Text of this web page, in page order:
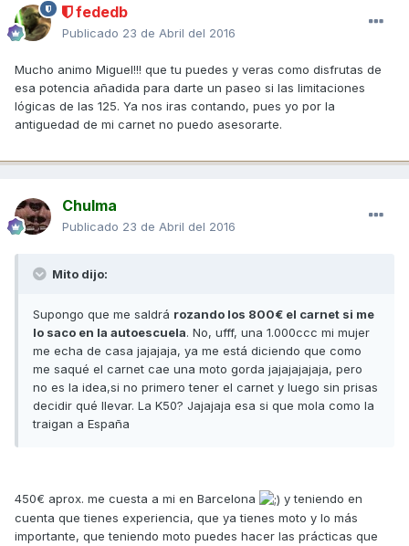
fededb
Publicado 23 de Abril del 2016
Mucho animo Miguel!!! que tu puedes y veras como disfrutas de
esa potencia añadida para darte un paseo si las limitaciones
lógicas de las 125. Ya nos iras contando, pues yo por la
antiguedad de mi carnet no puedo asesorarte.
Chulma
Publicado 23 de Abril del 2016
Mito dijo:
Supongo que me saldrá rozando los 800€ el carnet si me
lo saco en la autoescuela. No, ufff, una 1.000ccc mi mujer
me echa de casa jajajaja, ya me está diciendo que como
me saqué el carnet cae una moto gorda jajajajajaja, pero
no es la idea,si no primero tener el carnet y luego sin prisas
decidir qué llevar. La K50? Jajajaja esa si que mola como la
traigan a España
450€ aprox. me cuesta a mi en Barcelona
y teniendo en
cuenta que tienes experiencia, que ya tienes moto y lo más
importante, que teniendo moto puedes hacer las prácticas que